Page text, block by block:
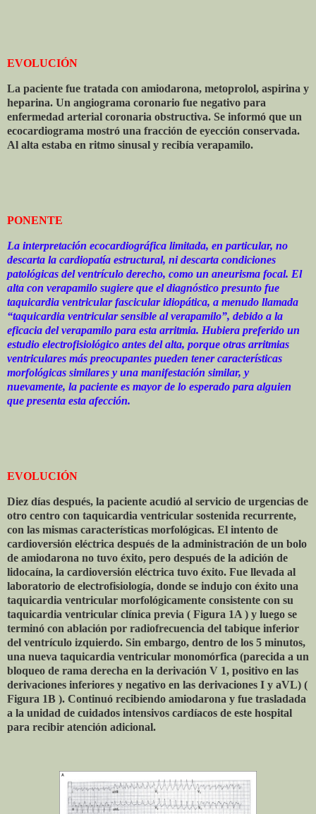
EVOLUCIÓN
La paciente fue tratada con amiodarona, metoprolol, aspirina y
heparina. Un angiograma coronario fue negativo para
enfermedad arterial coronaria obstructiva. Se informó que un
ecocardiograma mostró una fracción de eyección conservada.
Al alta estaba en ritmo sinusal y recibía verapamilo.
PONENTE
La interpretación ecocardiográfica limitada, en particular, no
descarta la cardiopatía estructural, ni descarta condiciones
patológicas del ventrículo derecho, como un aneurisma focal. El
alta con verapamilo sugiere que el diagnóstico presunto fue
taquicardia ventricular fascicular idiopática, a menudo llamada
“taquicardia ventricular sensible al verapamilo”, debido a la
eficacia del verapamilo para esta arritmia. Hubiera preferido un
estudio electrofisiológico antes del alta, porque otras arritmias
ventriculares más preocupantes pueden tener características
morfológicas similares y una manifestación similar, y
nuevamente, la paciente es mayor de lo esperado para alguien
que presenta esta afección.
EVOLUCIÓN
Diez días después, la paciente acudió al servicio de urgencias de
otro centro con taquicardia ventricular sostenida recurrente,
con las mismas características morfológicas. El intento de
cardioversión eléctrica después de la administración de un bolo
de amiodarona no tuvo éxito, pero después de la adición de
lidocaína, la cardioversión eléctrica tuvo éxito. Fue llevada al
laboratorio de electrofisiología, donde se indujo con éxito una
taquicardia ventricular morfológicamente consistente con su
taquicardia ventricular clínica previa ( Figura 1A ) y luego se
terminó con ablación por radiofrecuencia del tabique inferior
del ventrículo izquierdo. Sin embargo, dentro de los 5 minutos,
una nueva taquicardia ventricular monomórfica (parecida a un
bloqueo de rama derecha en la derivación V 1, positivo en las
derivaciones inferiores y negativo en las derivaciones I y aVL) (
Figura 1B ). Continuó recibiendo amiodarona y fue trasladada
a la unidad de cuidados intensivos cardíacos de este hospital
para recibir atención adicional.